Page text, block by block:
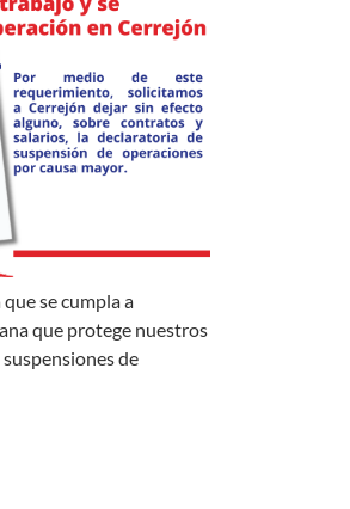
se cumpla a
que protege nuestros
de